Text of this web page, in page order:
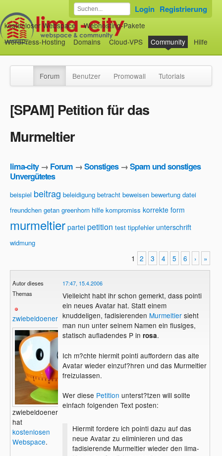
kostenloser Webspace
Webhosting-Pakete
WordPress-Hosting
Domains Cloud-VPS Community Hilfe
Login Registrierung
Forum Benutzer Promowall Tutorials
[SPAM] Petition für das
Murmeltier
lima-city→ Forum →Sonstiges→Spam und sonstiges
Unvergütetes
beispiel beitrag beleidigung betracht beweisen bewertung datei
freundchen getan greenhorn hilfe kompromiss korrekte form
murmeltier partei petition test tippfehler unterschrift
widmung
1 2 3 4 5 6 › »
Autor dieses
Themas
zwiebeldoener
zwiebeldoener
hat
kostenlosen
Webspace.
17:47, 15.4.2006
Vielleicht habt ihr schon gemerkt, dass pointi
ein neues Avatar hat. Statt einem
knuddeligen, fadisierenden Murmeltiersieht
man nun unter seinem Namen ein flusiges,
statisch aufladendes P in rosa.
Ich m?chte hiermit pointi auffordern das alte
Avatar wieder einzuf?hren und das Murmeltier
freizulassen.
Wer diese Petition unterst?tzen will sollte
einfach folgenden Text posten:
Hiermit fordere ich pointi dazu auf das
neue Avatar zu eliminieren und das
fadisierende Murmeltier wieder den lima-